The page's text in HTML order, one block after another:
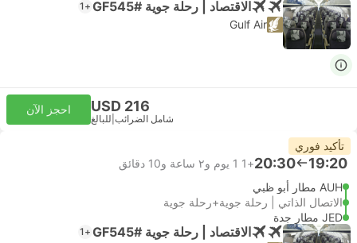
الاقتصاد | رحلة جوية #GF545 +1
Gulf Air
USD 216
شامل الضرائب للبالغ
احجز الآن
تأكيد فوري
19:20
20:30
+1
1 يوم و٢ ساعة و‫10 دقائق
AUH مطار أبو ظبي
الاتصال الذاتي | رحلة جوية+رحلة جوية
JED مطار جدة
الاقتصاد | رحلة جوية #GF545 +1